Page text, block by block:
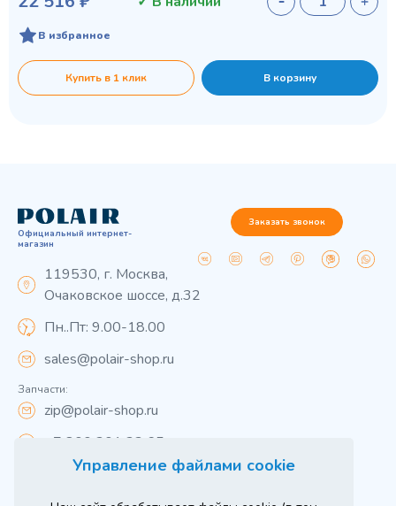
Управление файлами cookie
В избранное
Купить в 1 клик В корзину
Официальный интернет-
магазин
119530, г. Москва,
Очаковское шоссе, д.32
Пн..Пт: 9.00-18.00
sales@polair-shop.ru
Запчасти:
zip@polair-shop.ru
+7 800 301 33 65
Заказать звонок